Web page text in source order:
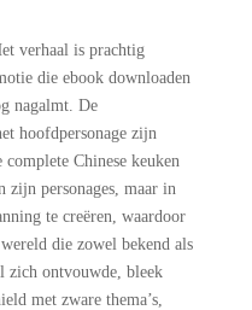
verhaal is prachtig
die ebook downloaden
nagalmt. De
hoofdpersonage zijn
Chinese keuken
zijn personages, maar in
te creëren, waardoor
die zowel bekend als
zich ontvouwde, bleek
met zware thema’s,